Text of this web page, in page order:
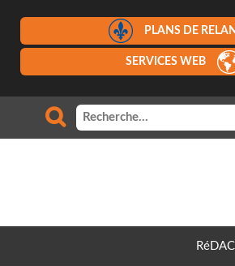
PLANS DE
SERVICES WEB